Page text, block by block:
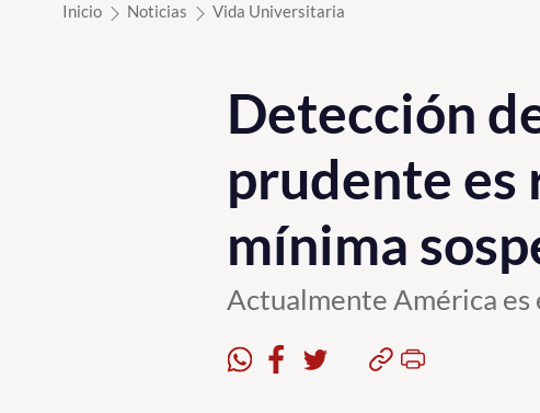
Inicio Noticias Vida Universitaria
Detección
prudente es
mínima
Actualmente América es